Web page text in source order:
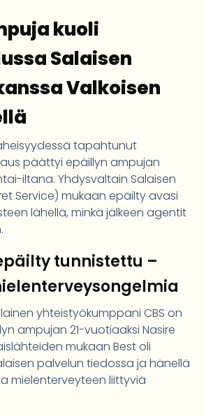
kuoli
Salaisen
Valkoisen
tapahtunut
päättyi epäillyn ampujan
iltana. Yhdysvaltain Salaisen
Service) mukaan epäilty avasi
lähellä, minkä jälkeen agentit
tunnistettu –
yhteistyökumppani CBS on
ampujan 21-vuotiaaksi Nasire
mukaan Best oli
palvelun tiedossa ja hänellä
mielenterveyteen liittyviä